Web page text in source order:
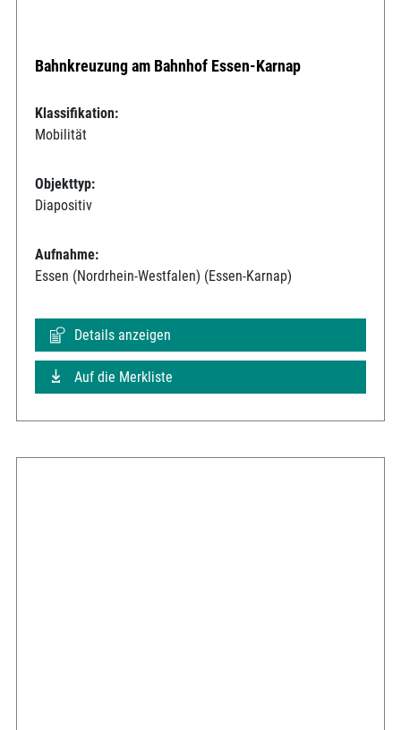
Bahnkreuzung am Bahnhof Essen-Karnap
Klassifikation:
Mobilität
Objekttyp:
Diapositiv
Aufnahme:
Essen (Nordrhein-Westfalen) (Essen-Karnap)
Details anzeigen
Auf die Merkliste